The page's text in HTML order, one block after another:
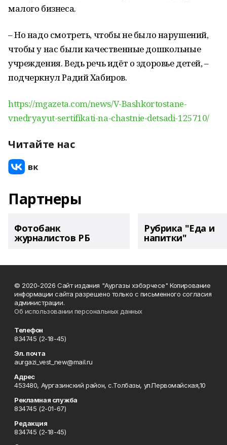
малого бизнеса.
– Но надо смотреть, чтобы не было нарушений,
чтобы у нас были качественные дошкольные
учреждения. Ведь речь идёт о здоровье детей, –
подчеркнул Радий Хабиров.
https://mgazeta.com/news/V-Bashkortostane-
vnedryayut-sertifikati-na-chastnie-detsadi-125710/
Читайте нас
Партнеры
Фотобанк
журналистов РБ
Рубрика "Еда и
напитки"
© 2020-2026 Сайт издания "Аургазы хэбэрчесе" Копирование
информации сайта разрешено только с письменного согласия
администрации.
Об использовании персональных данных
Телефон
834745 (2-18-45)
Эл. почта
aurgazi_vest_new@mail.ru
Адрес
453480, Аургазинский район, с.Толбазы, ул.Первомайская,10
Рекламная служба
834745 (2-01-67)
Редакция
834745 (2-18-45)